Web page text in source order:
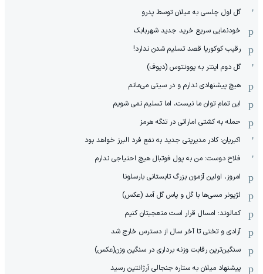
گل اول چلسی به میلان توسط پدرو
خودنمایی سریع خرید جدید شهربابک
رقیب کوکوریا قصد تسلیم شدن ندارد!
گل دوم اینتر به یوونتوس (دیوف)
هیچ پیشنهادی ندارم و در سیتی می‌مانم
این تمام توان ما نیست، اما تسلیم نمی شویم
حمله به کشتی اماراتی در تنگه هرمز
اکبریان: کادر مدیریتی جدید به نفع فرد البرز خواهد بود
فلاح دوست: من به پول فوتبال هیچ احتیاجی ندارم
امروز، اولین آزمون بزرگ تابستانی بارسلونا
لژیونر مسی‌ها با گل و پاس گل آمد (عکس)
کمالوند: امسال قرار است متعجبتان کنیم
آزادی و تختی تا آخر سال از دسترس خارج شد
سنگین‌ترین رقابت وزنه برداری در سنگین وزن(عکس)
پیشنهاد میلان به ستاره جنجالی آرژانتین رسید